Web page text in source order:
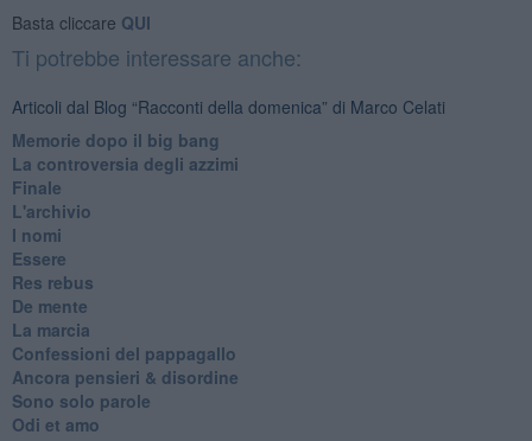
Basta cliccare QUI
Ti potrebbe interessare anche:
Articoli dal Blog “Racconti della domenica” di Marco Celati
Memorie dopo il big bang
La controversia degli azzimi
Finale
L'archivio
I nomi
Essere
Res rebus
De mente
La marcia
Confessioni del pappagallo
Ancora pensieri & disordine
Sono solo parole
Odi et amo